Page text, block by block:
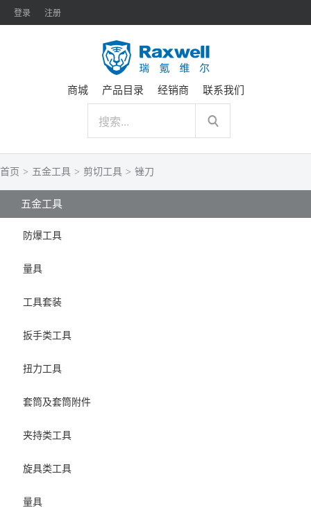
登录 注册
商城 产品目录 经销商 联系我们
首页 > 五金工具 > 剪切工具 > 锉刀
五金工具
防爆工具
量具
工具套装
扳手类工具
扭力工具
套筒及套筒附件
夹持类工具
旋具类工具
量具